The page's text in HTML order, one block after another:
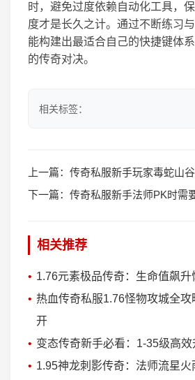
时，避免过度依赖自动化工具，
度才是长久之计。通过不断练习
能构建出最适合自己的快捷键体
的传奇对决。
相关标签：
上一篇： 传奇私服新手玩家毒蛇山
下一篇： 传奇私服新手法师PK时需
相关推荐
1.76元素极品传奇：生命值飙
热血传奇私服1.76怪物攻城全
开
变态传奇新手必看：1-35级高
1.95神龙刺影传奇：法师流星